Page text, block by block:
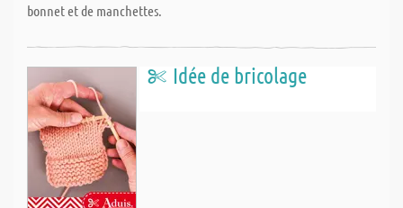
bonnet et de manchettes.
Idée de bricolage